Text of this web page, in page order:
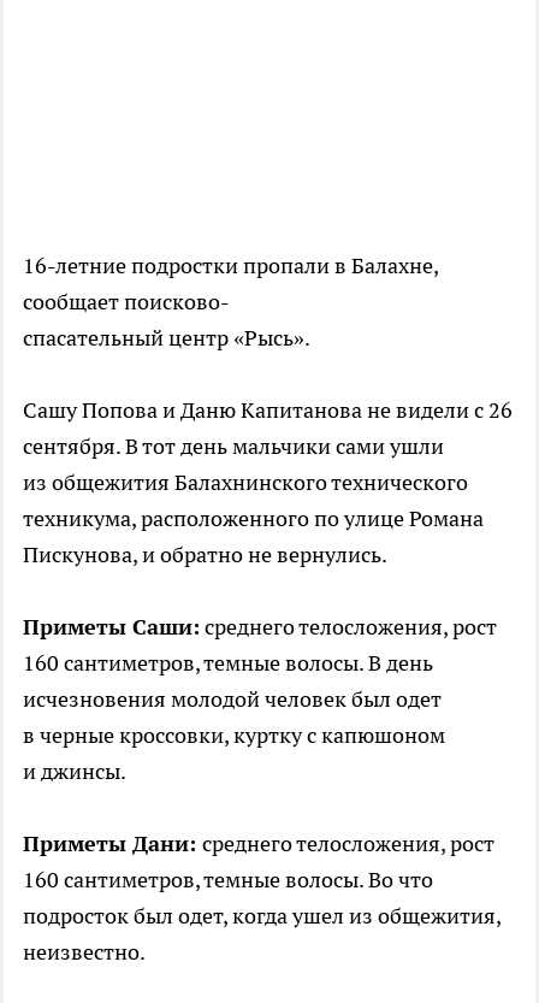
16-летние подростки пропали в Балахне,
сообщает поисково-
спасательный центр «Рысь».
Сашу Попова и Даню Капитанова не видели с 26
сентября. В тот день мальчики сами ушли
из общежития Балахнинского технического
техникума, расположенного по улице Романа
Пискунова, и обратно не вернулись.
Приметы Саши: среднего телосложения, рост
160 сантиметров, темные волосы. В день
исчезновения молодой человек был одет
в черные кроссовки, куртку с капюшоном
и джинсы.
Приметы Дани: среднего телосложения, рост
160 сантиметров, темные волосы. Во что
подросток был одет, когда ушел из общежития,
неизвестно.